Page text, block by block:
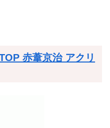
赤葦京治 アクリ